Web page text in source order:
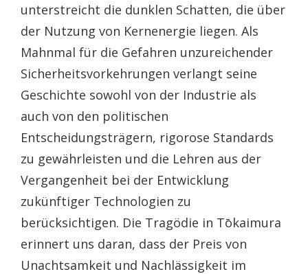
unterstreicht die dunklen Schatten, die über
der Nutzung von Kernenergie liegen. Als
Mahnmal für die Gefahren unzureichender
Sicherheitsvorkehrungen verlangt seine
Geschichte sowohl von der Industrie als
auch von den politischen
Entscheidungsträgern, rigorose Standards
zu gewährleisten und die Lehren aus der
Vergangenheit bei der Entwicklung
zukünftiger Technologien zu
berücksichtigen. Die Tragödie in Tōkaimura
erinnert uns daran, dass der Preis von
Unachtsamkeit und Nachlässigkeit im